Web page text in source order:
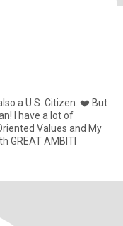
of
GREAT AMBITI